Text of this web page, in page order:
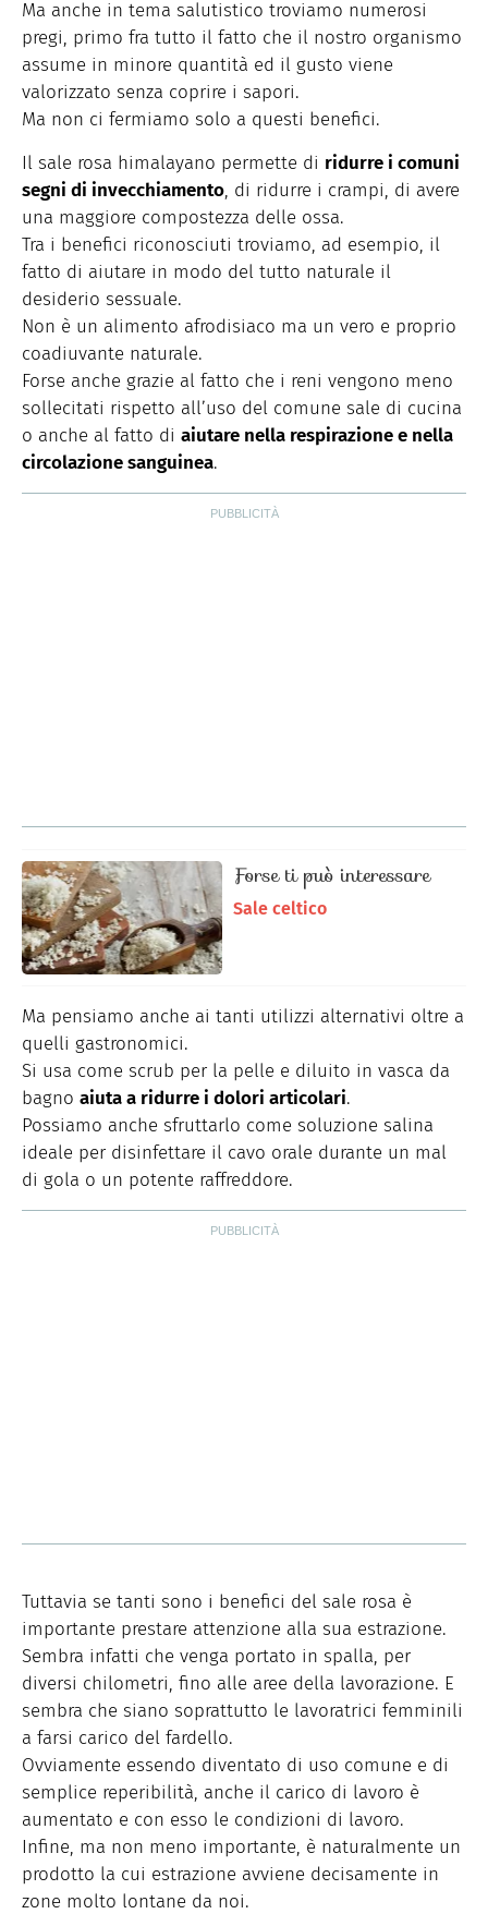
Ma anche in tema salutistico troviamo numerosi
pregi, primo fra tutto il fatto che il nostro organismo
assume in minore quantità ed il gusto viene
valorizzato senza coprire i sapori.
Ma non ci fermiamo solo a questi benefici.
Il sale rosa himalayano permette di ridurre i comuni
segni di invecchiamento, di ridurre i crampi, di avere
una maggiore compostezza delle ossa.
Tra i benefici riconosciuti troviamo, ad esempio, il
fatto di aiutare in modo del tutto naturale il
desiderio sessuale.
Non è un alimento afrodisiaco ma un vero e proprio
coadiuvante naturale.
Forse anche grazie al fatto che i reni vengono meno
sollecitati rispetto all’uso del comune sale di cucina
o anche al fatto di aiutare nella respirazione e nella
circolazione sanguinea.
Forse ti può interessare
Sale celtico
Ma pensiamo anche ai tanti utilizzi alternativi oltre a
quelli gastronomici.
Si usa come scrub per la pelle e diluito in vasca da
bagno aiuta a ridurre i dolori articolari.
Possiamo anche sfruttarlo come soluzione salina
ideale per disinfettare il cavo orale durante un mal
di gola o un potente raffreddore.
Tuttavia se tanti sono i benefici del sale rosa è
importante prestare attenzione alla sua estrazione.
Sembra infatti che venga portato in spalla, per
diversi chilometri, fino alle aree della lavorazione. E
sembra che siano soprattutto le lavoratrici femminili
a farsi carico del fardello.
Ovviamente essendo diventato di uso comune e di
semplice reperibilità, anche il carico di lavoro è
aumentato e con esso le condizioni di lavoro.
Infine, ma non meno importante, è naturalmente un
prodotto la cui estrazione avviene decisamente in
zone molto lontane da noi.